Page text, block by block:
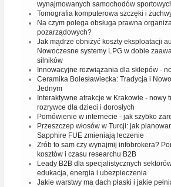
wynajmowanych samochodów
Tomografia komputerowa szczęki i
Na czym polega obsługa prawna
pozarządowych?
Jak mądrze obniżyć koszty eksploatacji
Nowoczesne systemy LPG w dobie
silników
Innowacyjne rozwiązania dla sklepów -
Ceramika Bolesławiecka: Tradycja i
Jednym
Interaktywne atrakcje w Krakowie - nowy
rozrywce dla dzieci i dorosłych
Pomówienie w internecie - jak szybko
Przeszczep włosów w Turcji: jak
Sapphire FUE zmieniają leczenie
Zrób to sam czy wynajmij infobrokera?
kosztów i czasu researchu B2B
Leady B2B dla specjalistycznych
edukacja, energia i ubezpieczenia
Jakie warstwy ma dach płaski i jakie